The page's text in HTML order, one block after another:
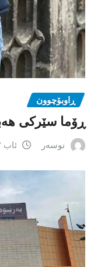
ڕاوبۆچوون
ڕۆما سێرکی
نوسەر ئاب 7, 2026